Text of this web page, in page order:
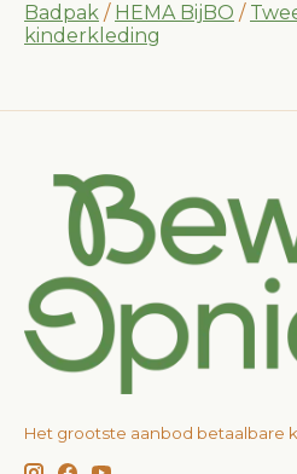
Badpak / HEMA BijBO /
kinderkleding
Het grootste aanbod betaalbare